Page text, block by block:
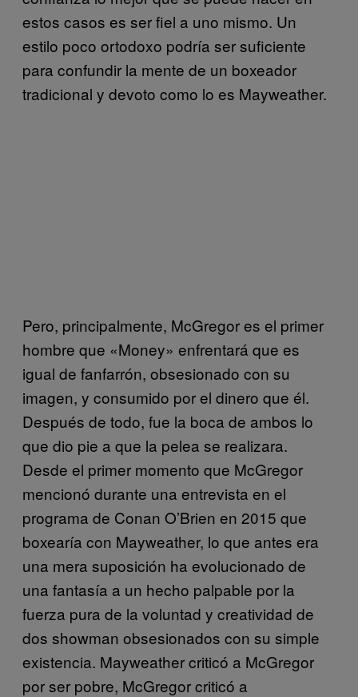
estos casos es ser fiel a uno mismo. Un
estilo poco ortodoxo podría ser suficiente
para confundir la mente de un boxeador
tradicional y devoto como lo es Mayweather.
Pero, principalmente, McGregor es el primer
hombre que «Money» enfrentará que es
igual de fanfarrón, obsesionado con su
imagen, y consumido por el dinero que él.
Después de todo, fue la boca de ambos lo
que dio pie a que la pelea se realizara.
Desde el primer momento que McGregor
mencionó durante una entrevista en el
programa de Conan O’Brien en 2015 que
boxearía con Mayweather, lo que antes era
una mera suposición ha evolucionado de
una fantasía a un hecho palpable por la
fuerza pura de la voluntad y creatividad de
dos showman obsesionados con su simple
existencia. Mayweather criticó a McGregor
por ser pobre, McGregor criticó a